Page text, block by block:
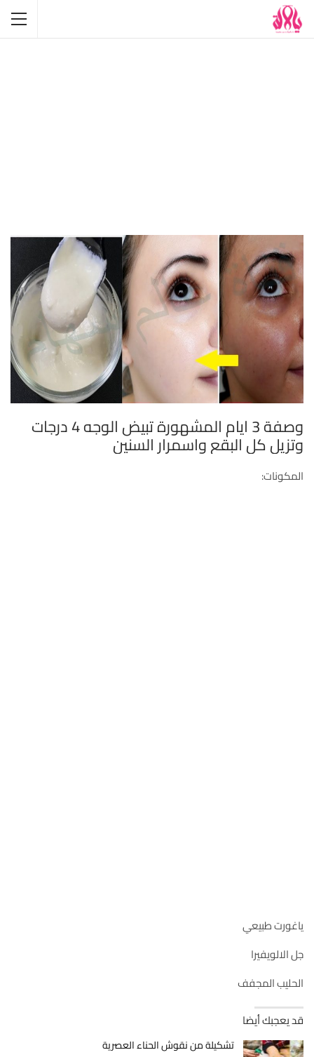
وصفة 3 ايام المشهورة تبيض الوجه 4 درجات
وتزيل كل البقع واسمرار السنين
المكونات:
ياغورت طبيعي
جل الالويفيرا
الحليب المجفف
قد يعجبك أيضا
تشكيلة من نقوش الحناء العصرية